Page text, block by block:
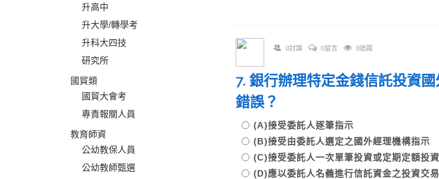
升高中
升大學/轉學考
升科大四技
研究所
國貿類
國貿大會考
專責報關人員
教育師資
公幼教保人員
公幼教師甄選
0討論 0留言 0追蹤
7. 銀行辦理特定金錢信託投資
錯誤？
(A)接受委託人逐筆指示
(B)接受由委託人選定之國外經理機構指示
(C)接受委託人一次單筆投資或定期定額投資
(D)應以委託人名義進行信託資金之投資交易